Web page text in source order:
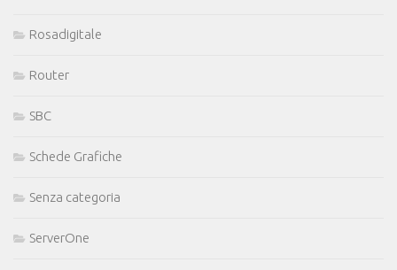
Rosadigitale
Router
SBC
Schede Grafiche
Senza categoria
ServerOne